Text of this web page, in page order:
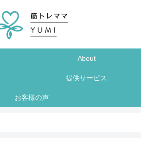
About
提供サービス
お客様の声